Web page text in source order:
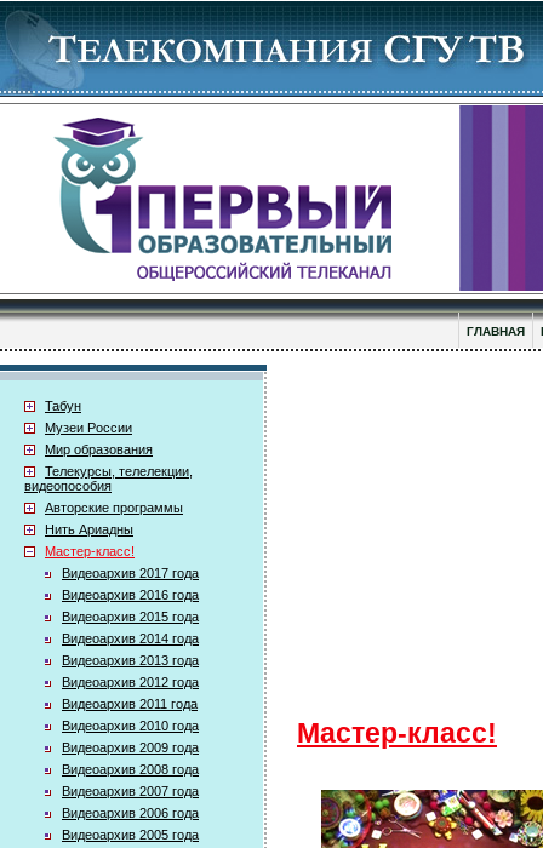
ГЛАВНАЯ
Табун
Музеи России
Мир образования
Телекурсы, телелекции,
видеопособия
Авторские программы
Нить Ариадны
Мастер-класс!
Видеоархив 2017 года
Видеоархив 2016 года
Видеоархив 2015 года
Видеоархив 2014 года
Видеоархив 2013 года
Видеоархив 2012 года
Видеоархив 2011 года
Видеоархив 2010 года
Видеоархив 2009 года
Видеоархив 2008 года
Видеоархив 2007 года
Видеоархив 2006 года
Видеоархив 2005 года
Мастер-класс!